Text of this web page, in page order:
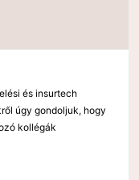
és insurtech
úgy gondoljuk, hogy
kollégák